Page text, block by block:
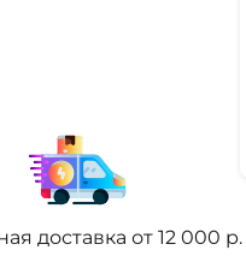
доставка от 12 000 р.